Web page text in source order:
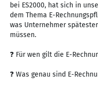
bei ES2000, hat sich in
dem Thema E-
was Unternehmer
müssen.
❓ Für wen gilt die E-
❓ Was genau sind E-